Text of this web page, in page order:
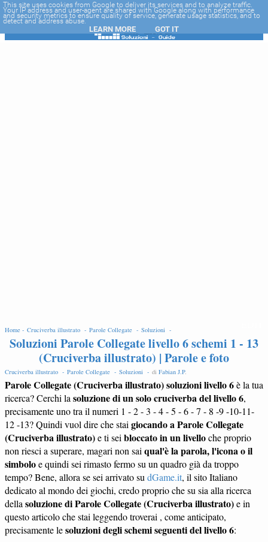
-->
Home - Cruciverba illustrato - Parole Collegate - Soluzioni -
Soluzioni Parole Collegate livello 6 schemi 1 - 13
(Cruciverba illustrato) | Parole e foto
Cruciverba illustrato - Parole Collegate - Soluzioni - di Fabian J.P.
Parole Collegate (Cruciverba illustrato) soluzioni livello 6è la tua
ricerca? Cerchi la soluzione di un solo cruciverba del livello 6,
precisamente uno tra il numeri 1 - 2 - 3 - 4 - 5 - 6 - 7 - 8 -9 -10-11-
12 -13? Quindi vuol dire che stai giocando a Parole Collegate
(Cruciverba illustrato)e ti sei bloccato in un livelloche proprio
non riesci a superare, magari non sai qual'è la parola, l'icona o il
simboloe quindi sei rimasto fermo su un quadro già da troppo
tempo? Bene, allora se sei arrivato su dGame.it, il sito Italiano
dedicato al mondo dei giochi, credo proprio che su sia alla ricerca
della soluzione di Parole Collegate (Cruciverba illustrato)e in
questo articolo che stai leggendo troverai , come anticipato,
precisamente lesoluzioni degli schemi seguenti del livello 6:
This site uses cookies from Google to deliver its services and to analyze traffic.
Your IP address and user-agent are shared with Google along with performance
and security metrics to ensure quality of service, generate usage statistics, and to
detect and address abuse.
LEARN MORE GOT IT